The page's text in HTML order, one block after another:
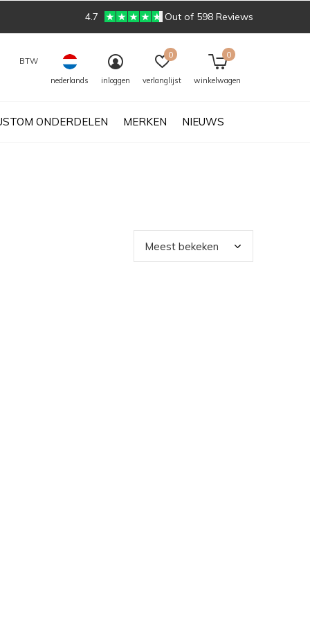
ONDERDELEN MERKEN NIEUWS
BTW
nederlands
inloggen verlanglijst
0
winkelwagen
0
4.7 Out of 598 Reviews